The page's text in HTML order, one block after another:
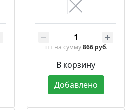
шт на сумму866 руб.
В корзину
Добавлено